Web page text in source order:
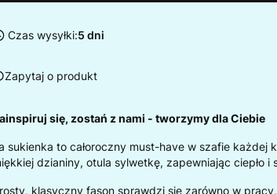
Czas wysyłki:5 dni
Zapytaj o produkt
się, zostań z nami - tworzymy dla Ciebie
sukienka to całoroczny must-have w szafie każdej
dzianiny, otula sylwetkę, zapewniając ciepło i
klasyczny fason sprawdzi się zarówno w